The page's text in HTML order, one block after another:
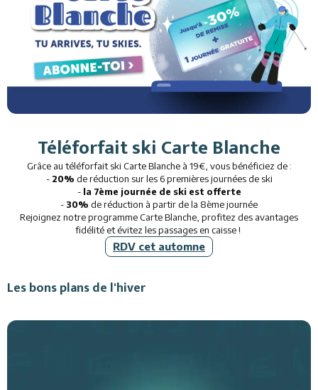
Téléforfait ski Carte Blanche
Grâce au téléforfait ski Carte Blanche à 19€, vous bénéficiez de :
-20% de réduction sur les 6 premières journées de ski
- la 7ème journée de ski est offerte
- 30% de réduction à partir de la 8ème journée
Rejoignez notre programme Carte Blanche, profitez des avantages
fidélité et évitez les passages en caisse !
RDV cet automne
Les bons plans de l'hiver